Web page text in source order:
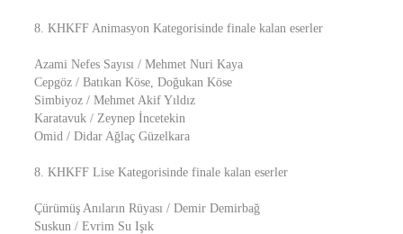
8. KHKFF Animasyon Kategorisinde finale kalan eserler
Azami Nefes Sayısı / Mehmet Nuri Kaya
Cepgöz / Batıkan Köse, Doğukan Köse
Simbiyoz / Mehmet Akif Yıldız
Karatavuk / Zeynep İncetekin
Omid / Didar Ağlaç Güzelkara
8. KHKFF Lise Kategorisinde finale kalan eserler
Çürümüş Anıların Rüyası / Demir Demirbağ
Suskun / Evrim Su Işık